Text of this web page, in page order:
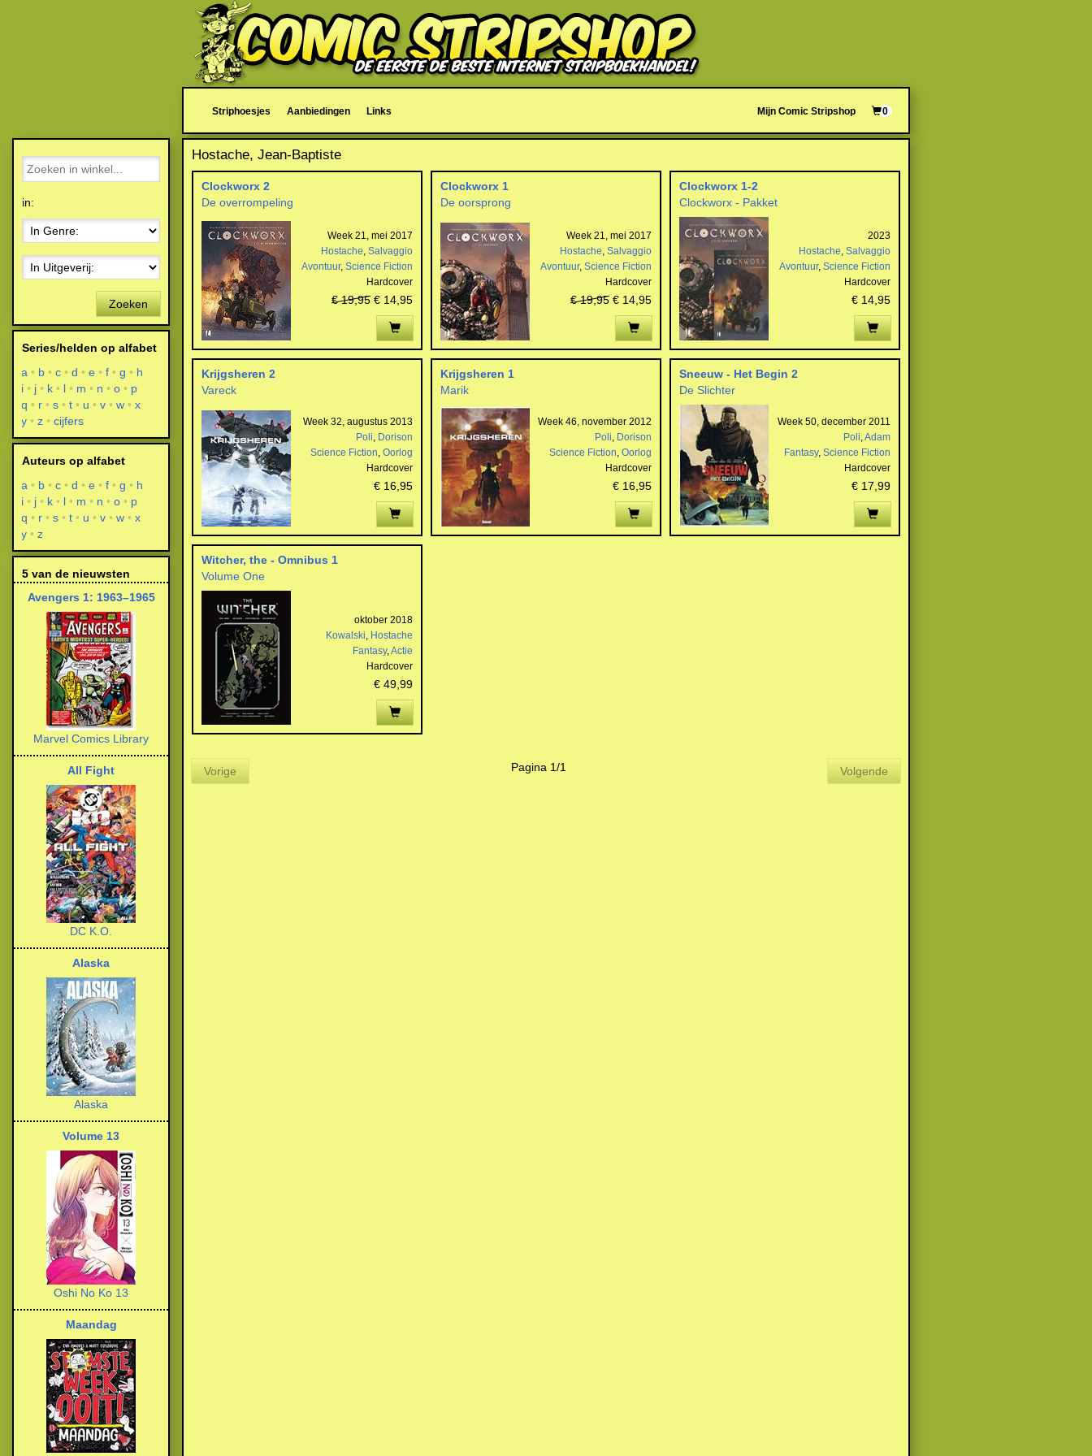
Striphoesjes Aanbiedingen Links Mijn Comic Stripshop 0
Hostache, Jean-Baptiste
Clockworx 2
De overrompeling
Week 21, mei 2017
Hostache, Salvaggio
Avontuur, Science Fiction
Hardcover
€ 19,95 € 14,95
Clockworx 1
De oorsprong
Week 21, mei 2017
Hostache, Salvaggio
Avontuur, Science Fiction
Hardcover
€ 19,95 € 14,95
Clockworx 1-2
Clockworx - Pakket
2023
Hostache, Salvaggio
Avontuur, Science Fiction
Hardcover
€ 14,95
Krijgsheren 2
Vareck
Week 32, augustus 2013
Poli, Dorison
Science Fiction, Oorlog
Hardcover
€ 16,95
Krijgsheren 1
Marik
Week 46, november 2012
Poli, Dorison
Science Fiction, Oorlog
Hardcover
€ 16,95
Sneeuw - Het Begin 2
De Slichter
Week 50, december 2011
Poli,Adam
Fantasy, Science Fiction
Hardcover
€ 17,99
Witcher, the - Omnibus 1
Volume One
oktober 2018
Kowalski, Hostache
Fantasy,Actie
Hardcover
€ 49,99
Vorige Pagina 1/1 Volgende
in:
Zoeken
Series/helden op alfabet
a
b c d e f g
h
i
j k l m n o
p
q
r s t u v w
x
y
z cijfers
Auteurs op alfabet
a
b c d e f g
h
i
j k l m n o
p
q
r s t u v w
x
y
z
5 van de nieuwsten
Avengers 1: 1963–1965
Marvel Comics Library
All Fight
DC K.O.
Alaska
Alaska
Volume 13
Oshi No Ko 13
Maandag